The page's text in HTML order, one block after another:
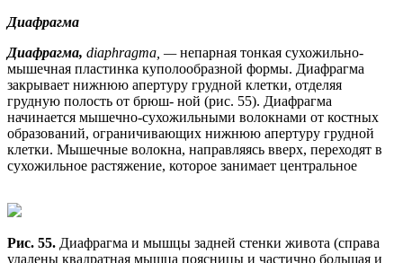
Диафрагма
Диафрагма, diaphragma, —непарная тонкая сухожильно-
мышечная пластинка куполообразной формы. Диафрагма
закрывает нижнюю апертуру грудной клетки, отделяя
грудную полость от брюш- ной (рис. 55). Диафрагма
начинается мышечно-сухожильными волокнами от костных
образований, ограничивающих нижнюю апертуру грудной
клетки. Мышечные волокна, направляясь вверх, переходят в
сухожильное растяжение, которое занимает центральное
Рис. 55. Диафрагма и мышцы задней стенки живота (справа
удалены квадратная мышца поясницы и частично большая и